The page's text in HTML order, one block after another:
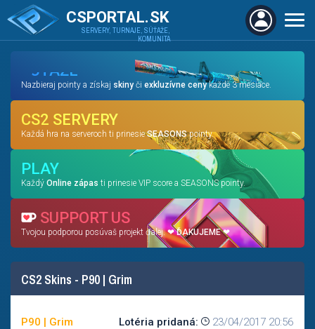
CSPORTAL.SK
SERVERY, TURNAJE, SÚŤAŽE,
KOMUNITA
SÚŤAŽE
Nazbieraj pointy a získaj skiny či exkluzívne cenykaždé 3 mesiace.
CS2 SERVERY
Každá hra na serveroch ti prinesieSEASONSpointy.
PLAY
Každý Online zápas ti prinesie VIP score a SEASONS pointy.
SUPPORT US
Tvojou podporou posúvaš projekt ďalej. ❤ĎAKUJEME❤
CS2 Skins - P90 | Grim
P90 | Grim Lotéria pridaná:
23/04/2017 20:56